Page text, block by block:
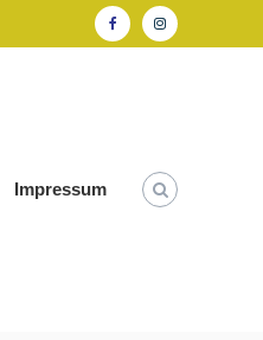
FacebookInstagram
Impressum